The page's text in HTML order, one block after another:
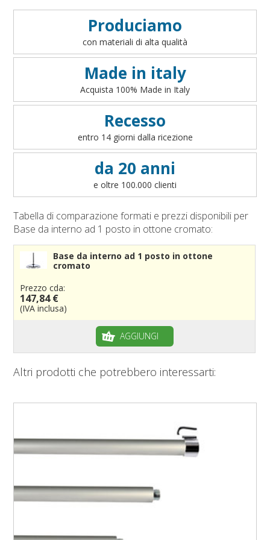
Accessori bandiere da tavolo
Accessori per sbandieratori
Accessori bandiere per auto
Art. 1 - Oggetto del contratto
Art. 2 - Informazioni precontrattuali per il consumatore
- art. 49 del D.lgs 206/2005
Art. 3 - Conclusione ed efficacia del contratto
Art. 4 - Disponibilità dei prodotti
Art. 5 - Modalità di pagamento
Art. 6 - Prezzi
Art. 7 - Diritto di recesso
Art. 8 - Garanzia legale di conformità
Art. 10 - Responsabilità
Art. 11 - Accesso al sito
Art. 13 - Integralità
Produciamo
con materiali di alta qualità
Made in italy
Acquista 100% Made in Italy
Recesso
entro 14 giorni dalla ricezione
da 20 anni
e oltre 100.000 clienti
Tabella di comparazione formati e prezzi disponibili per
Base da interno ad 1 posto in ottone cromato:
Base da interno ad 1 posto in ottone
cromato
Prezzo cda:
147,84 €
(IVA inclusa)
AGGIUNGI
Altri prodotti che potrebbero interessarti: